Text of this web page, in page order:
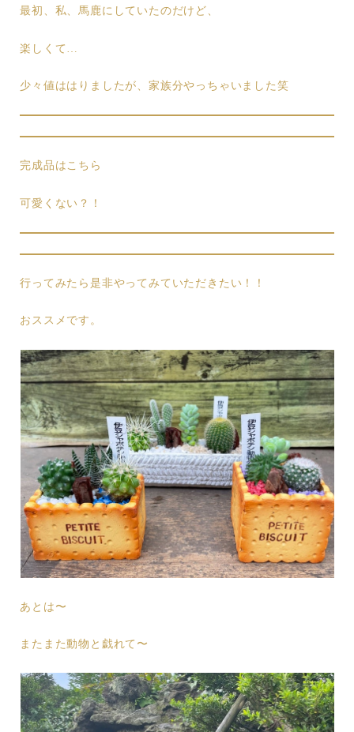
最初、私、馬鹿にしていたのだけど、
楽しくて…
少々値ははりましたが、家族分やっちゃいました笑
完成品はこちら
可愛くない？！
行ってみたら是非やってみていただきたい！！
おススメです。
あとは〜
またまた動物と戯れて〜